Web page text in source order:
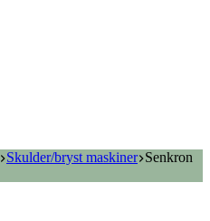
Skulder/bryst maskiner Senkron